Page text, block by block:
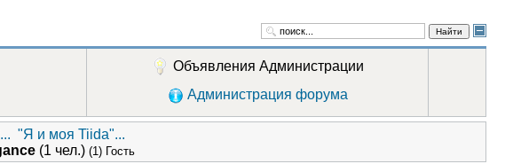
Найти
Объявления Администрации
Администрация форума
"Я и моя Tiida"...
(1 чел.) (1) Гость